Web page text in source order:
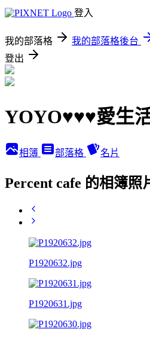
登入
我的部落格 我的部落格後台
登出
YOYO♥♥♥愛生
相簿 部落格 名片
Percent cafe 的相簿照
P1920632.jpg
P1920631.jpg